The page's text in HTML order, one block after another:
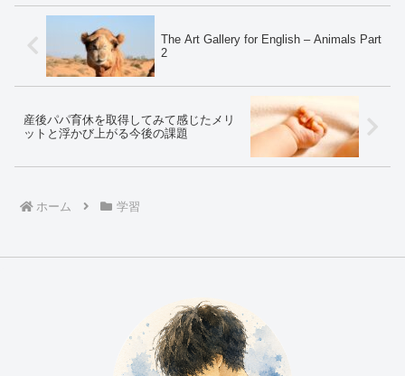
and sentences about vegetables.
Don't miss out on this fun and
educational opportunity to
improve your English skills!
and sentences about animals.
educational opportunity to
The Art Gallery for English – Animals Part
2
産後パパ育休を取得してみて感じたメリ
ットと浮かび上がる今後の課題
ホーム 学習